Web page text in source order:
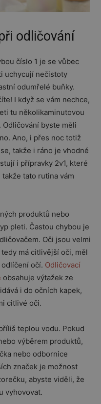
odličování
číslo 1 je se vůbec
uchycují nečistoty
odumřelé buňky.
I když se vám nechce,
tu několikaminutovou
Odličování byste měli
Ano, i přes noc totiž
takže i ráno je vhodné
i přípravky 2v1, které
tato rutina vám
produktů nebo
pleti. Častou chybou je
Oči jsou velmi
má citlivější oči, měl
očí. Odličovací
obsahuje výtažek ze
i do očních kapek,
citlivé oči.
teplou vodu. Pokud
výběrem produktů,
nebo odbornice
značek je možnost
abyste viděli, že
vyhovovat.